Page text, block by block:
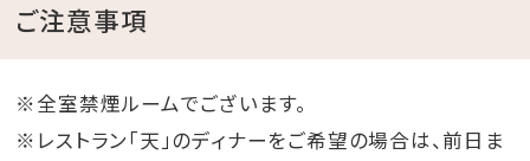
ご注意事項
※全室禁煙ルームでございます。
※レストラン「天」のディナーをご希望の場合は、前日ま